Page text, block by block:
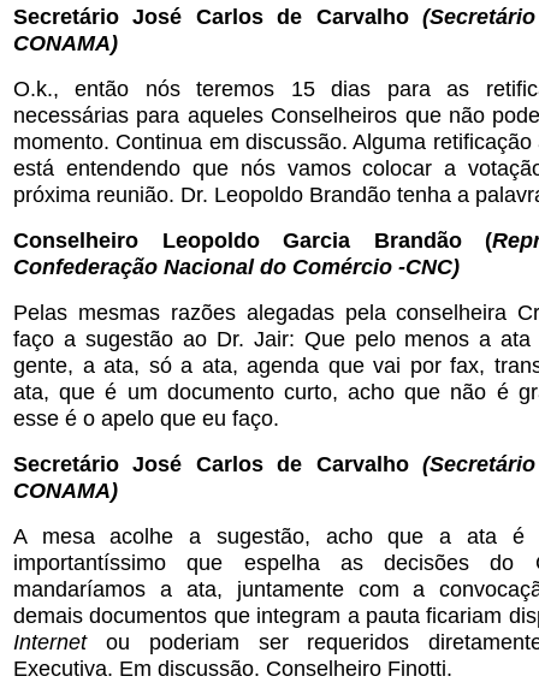
Secretário José Carlos de Carvalho
CONAMA)
O.k., então nós teremos 15 dias para as
necessárias para aqueles Conselheiros que não
momento. Continua em discussão. Alguma retificação
está entendendo que nós vamos colocar a
próxima reunião. Dr. Leopoldo Brandão tenha a
Conselheiro Leopoldo Garcia Brandão (
Confederação Nacional do Comércio -CNC)
Pelas mesmas razões alegadas pela conselheira
faço a sugestão ao Dr. Jair: Que pelo menos a
gente, a ata, só a ata, agenda que vai por fax,
ata, que é um documento curto, acho que não é
esse é o apelo que eu faço.
Secretário José Carlos de Carvalho
CONAMA)
A mesa acolhe a sugestão, acho que a ata é
importantíssimo que espelha as decisões do
mandaríamos a ata, juntamente com a
demais documentos que integram a pauta ficariam
Internetou poderiam ser requeridos
Executiva. Em discussão. Conselheiro Finotti.